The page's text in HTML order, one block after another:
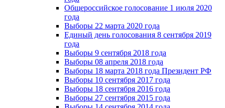
Общероссийское голосование 1 июля 2020
года
Выборы 22 марта 2020 года
Единый день голосования 8 сентября 2019
года
Выборы 9 сентября 2018 года
Выборы 08 апреля 2018 года
Выборы 18 марта 2018 года Президент РФ
Выборы 10 сентября 2017 года
Выборы 18 сентября 2016 года
Выборы 27 сентября 2015 года